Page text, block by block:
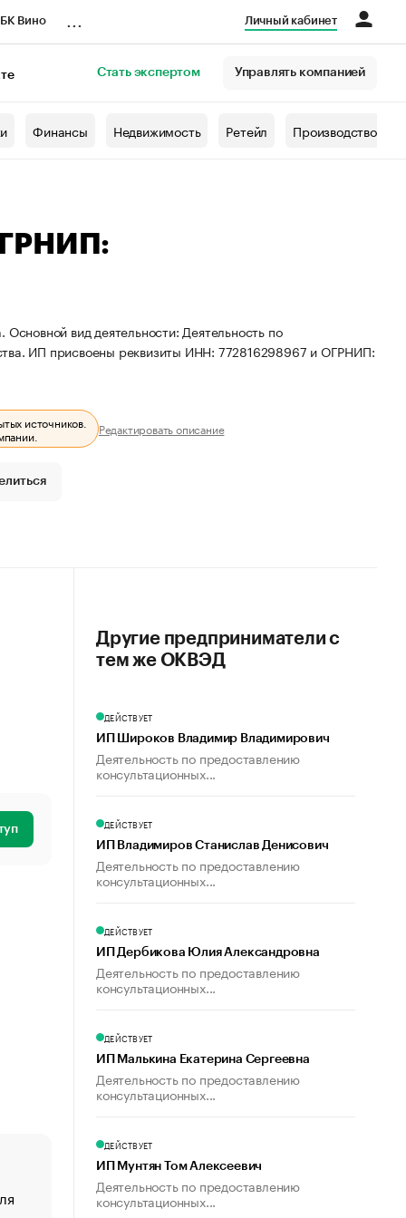
Вино Личный кабинет
Стать экспертом Управлять компанией
Финансы Недвижимость Ретейл Производство
вид деятельности: Деятельность по
ИП присвоены реквизиты ИНН: 772816298967 и ОГРНИП:
источников.
Редактировать описание
«От спорта тело стареет иначе». Как живет глава
Другие предприниматели с
тем же ОКВЭД
ДЕЙСТВУЕТ
ИП Широков Владимир Владимирович
Деятельность по предоставлению
консультационных...
ДЕЙСТВУЕТ
ИП Владимиров Станислав Денисович
Деятельность по предоставлению
консультационных...
ДЕЙСТВУЕТ
ИП Дербикова Юлия Александровна
Деятельность по предоставлению
консультационных...
ДЕЙСТВУЕТ
ИП Малькина Екатерина Сергеевна
Деятельность по предоставлению
консультационных...
ДЕЙСТВУЕТ
ИП Мунтян Том Алексеевич
Деятельность по предоставлению
консультационных...